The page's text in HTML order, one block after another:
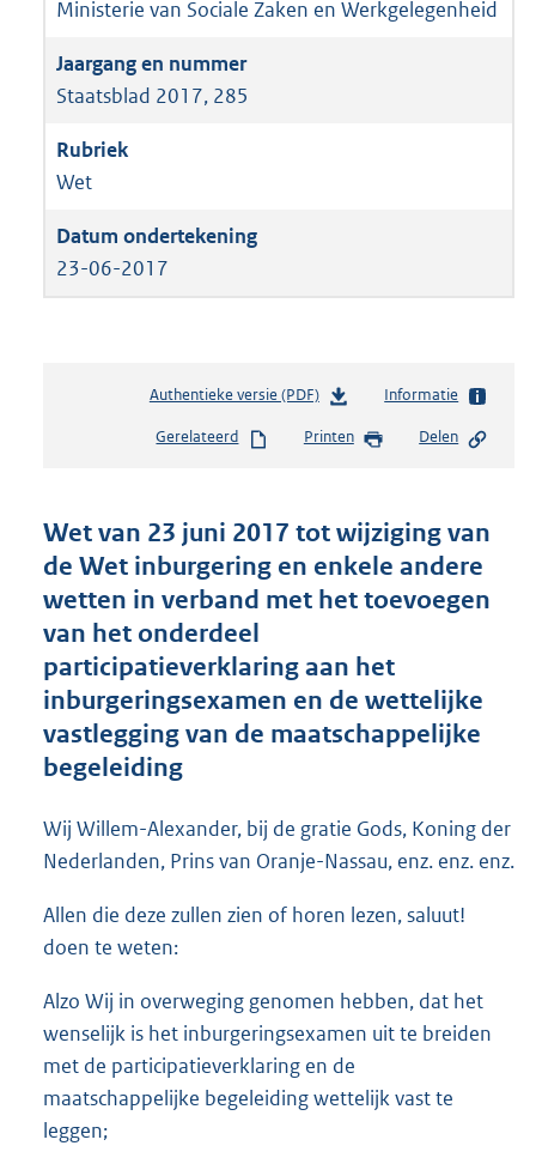
Ministerie van Sociale Zaken en Werkgelegenheid
Staatsblad 2017, 285
Wet
23-06-2017
Authentieke versie (PDF)b
s
d
s
g
o
t
e
8
b
Informatie
Gerelateerd Printen Delen
Wet van 23 juni 2017 tot wijziging van
de Wet inburgering en enkele andere
wetten in verband met het toevoegen
van het onderdeel
participatieverklaring aan het
inburgeringsexamen en de wettelijke
vastlegging van de maatschappelijke
begeleiding
Wij Willem-Alexander, bij de gratie Gods, Koning der
Nederlanden, Prins van Oranje-Nassau, enz. enz. enz.
Allen die deze zullen zien of horen lezen, saluut!
doen te weten:
Alzo Wij in overweging genomen hebben, dat het
wenselijk is het inburgeringsexamen uit te breiden
met de participatieverklaring en de
maatschappelijke begeleiding wettelijk vast te
leggen;